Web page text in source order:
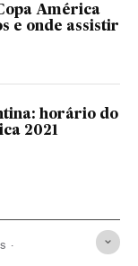
América
e onde assistir
horário do
2021